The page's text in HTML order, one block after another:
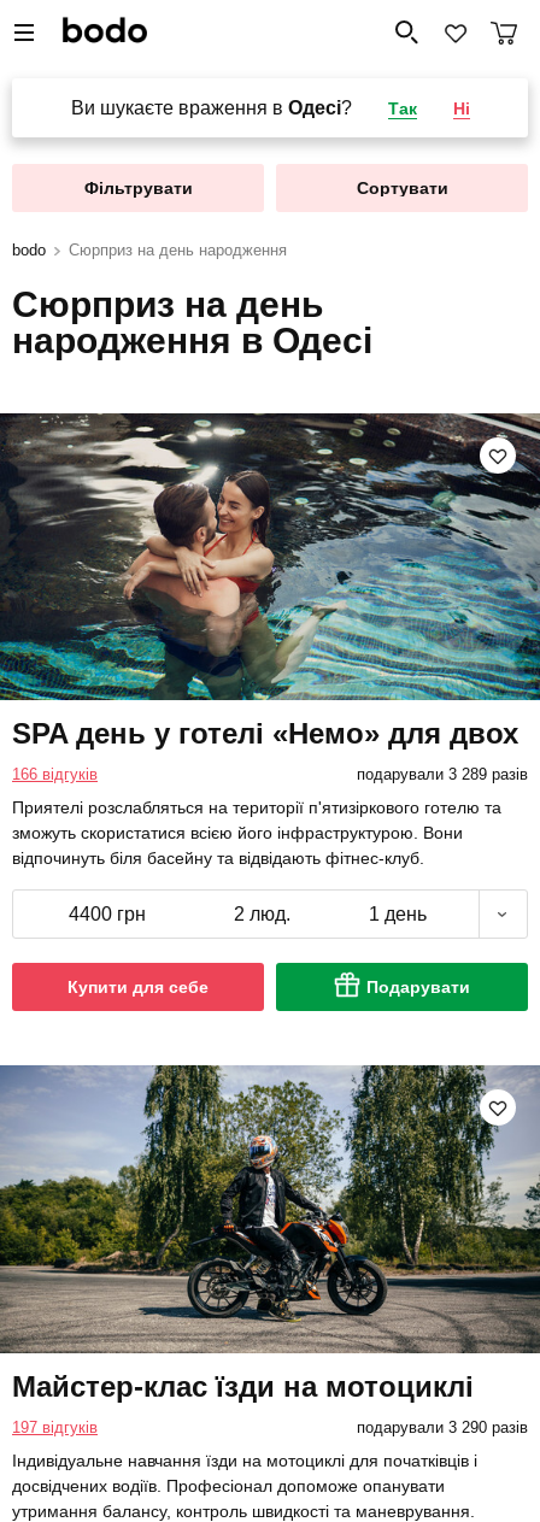
Ви шукаєте враження в Одесі? Так Ні
Фільтрувати Сортувати
bodo Сюрприз на день народження
Сюрприз на день
народження в Одесі
SPA день у готелі «Немо» для двох
166 відгуків подарували 3 289 разів
Приятелі розслабляться на території п'ятизіркового готелю та
зможуть скористатися всією його інфраструктурою. Вони
відпочинуть біля басейну та відвідають фітнес-клуб.
4400 грн 2 люд. 1 день
Купити для себе Подарувати
Майстер-клас їзди на мотоциклі
197 відгуків подарували 3 290 разів
Індивідуальне навчання їзди на мотоциклі для початківців і
досвідчених водіїв. Професіонал допоможе опанувати
утримання балансу, контроль швидкості та маневрування.